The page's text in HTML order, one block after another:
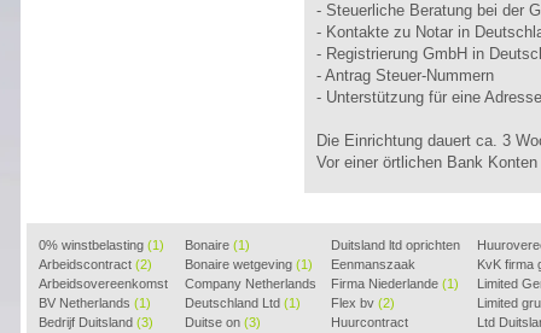
- Steuerliche Beratung bei der
- Kontakte zu Notar in
- Registrierung GmbH in
- Antrag Steuer-Nummern
- Unterstützung für eine
Die Einrichtung dauert ca. 3
Vor einer örtlichen Bank
0% winstbelasting (1)
Arbeidscontract (2)
Arbeidsovereenkomst
(2)
BV Netherlands (1)
Bedrijf Duitsland (3)
Bonaire (1)
Bonaire wetgeving (1)
Company Netherlands
(1)
Deutschland Ltd (1)
Duitse on (3)
Duitsland ltd oprichten
(2)
Eenmanszaak
beginnen(1)
Firma Niederlande (1)
Flex bv (2)
Huurcontract
KvK firma
Limited
Limited
Ltd